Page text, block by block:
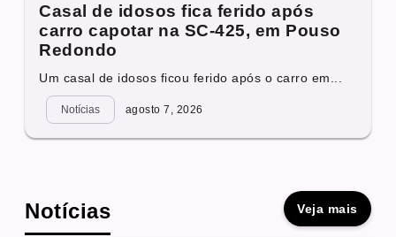
Casal de idosos fica ferido após
carro capotar na SC-425, em Pouso
Redondo
Um casal de idosos ficou ferido após o carro em...
Notícias agosto 7, 2026
Notícias Veja mais